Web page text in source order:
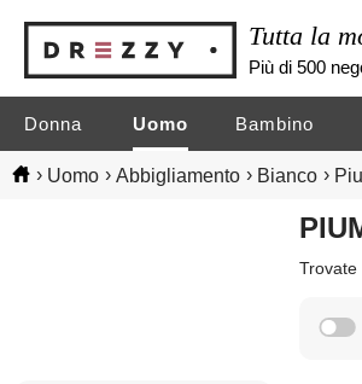
Tutta la
Più di 500
Donna Uomo Bambino
› Uomo › Abbigliamento › Bianco ›
Trovate